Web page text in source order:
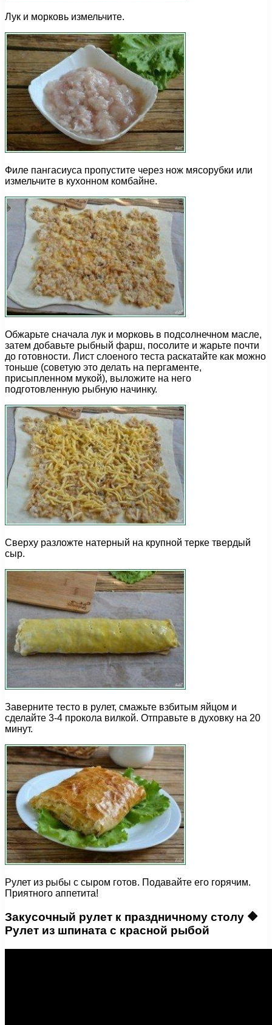
Лук и морковь измельчите.
Филе пангасиуса пропустите через нож мясорубки или
измельчите в кухонном комбайне.
Обжарьте сначала лук и морковь в подсолнечном масле,
затем добавьте рыбный фарш, посолите и жарьте почти
до готовности. Лист слоеного теста раскатайте как можно
тоньше (советую это делать на пергаменте,
присыпленном мукой), выложите на него
подготовленную рыбную начинку.
Сверху разложте натерный на крупной терке твердый
сыр.
Заверните тесто в рулет, смажьте взбитым яйцом и
сделайте 3-4 прокола вилкой. Отправьте в духовку на 20
минут.
Рулет из рыбы с сыром готов. Подавайте его горячим.
Приятного аппетита!
Закусочный рулет к праздничному столу 🔶
Рулет из шпината с красной рыбой